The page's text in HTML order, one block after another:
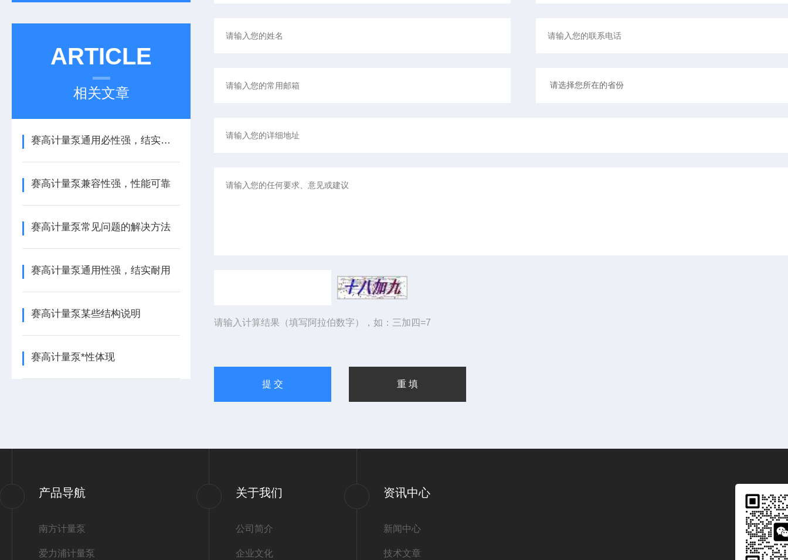
ARTICLE
相关文章
赛高计量泵通用必性强，结实耐用
赛高计量泵兼容性强，性能可靠
赛高计量泵常见问题的解决方法
赛高计量泵通用性强，结实耐用
赛高计量泵某些结构说明
赛高计量泵*性体现
请输入计算结果（填写阿拉伯数字），如：三加四=7
产品导航
南方计量泵
爱力浦计量泵
关于我们
公司简介
企业文化
资讯中心
新闻中心
技术文章